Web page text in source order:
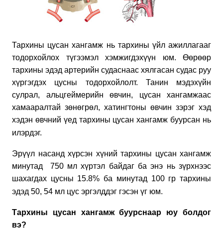
Тархины цусан хангамж нь тархины үйл ажиллагааг
тодорхойлох түгээмэл хэмжигдэхүүн юм. Өөрөөр
тархины эдэд артерийн судаснаас хялгасан судас руу
хүргэгдэх цусны тодорхойлолт. Танин мэдэхүйн
сулрал, альцгеймерийн өвчин, цусан хангамжаас
хамааралтай зөнөгрөл, хатингтоны өвчин зэрэг хэд
хэдэн өвчний үед тархины цусан хангамж буурсан нь
илэрдэг.
Эрүүл насанд хүрсэн хүний тархины цусан хангамж
минутад 750 мл хүртэл байдаг ба энэ нь зүрхнээс
шахагдах цусны 15.8% ба минутад 100 гр тархины
эдэд 50, 54 мл цус эргэлддэг гэсэн үг юм.
Тархины цусан хангамж буурснаар юу болдог
вэ?